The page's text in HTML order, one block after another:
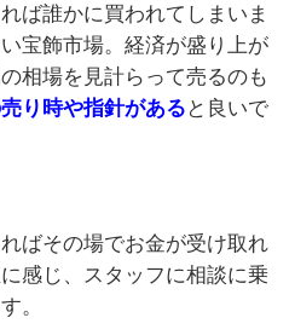
ば誰かに買われてしまいま
宝飾市場。経済が盛り上が
相場を見計らって売るのも
り時や指針がある と良いで
ばその場でお金が受け取れ
感じ、スタッフに相談に乗
。